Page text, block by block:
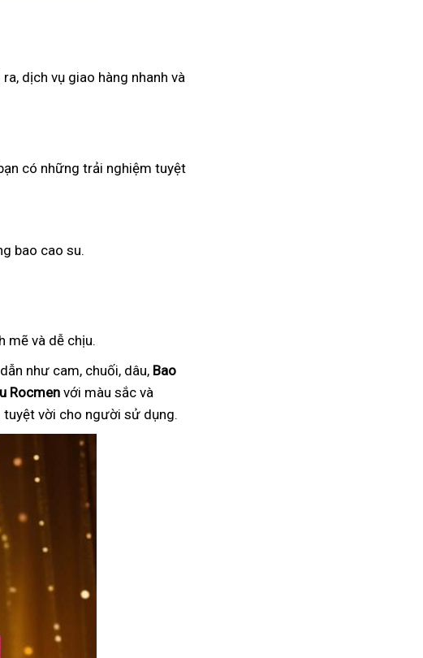
dịch vụ giao hàng nhanh và
có những trải nghiệm tuyệt
bao cao su.
mẽ và dễ chịu.
như cam, chuối, dâu, Bao
Rocmenvới màu sắc và
vời cho người sử dụng.